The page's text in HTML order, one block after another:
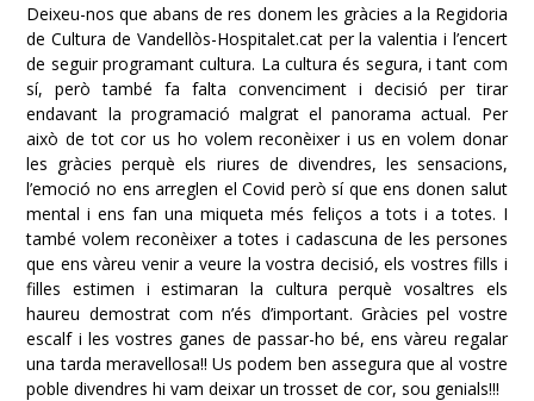
Deixeu-nos que abans de res donem les gràcies a la Regidoria
de Cultura de Vandellòs-Hospitalet.cat per la valentia i l’encert
de seguir programant cultura. La cultura és segura, i tant com
sí, però també fa falta convenciment i decisió per tirar
endavant la programació malgrat el panorama actual. Per
això de tot cor us ho volem reconèixer i us en volem donar
les gràcies perquè els riures de divendres, les sensacions,
l’emoció no ens arreglen el Covid però sí que ens donen salut
mental i ens fan una miqueta més feliços a tots i a totes. I
també volem reconèixer a totes i cadascuna de les persones
que ens vàreu venir a veure la vostra decisió, els vostres fills i
filles estimen i estimaran la cultura perquè vosaltres els
haureu demostrat com n’és d’important. Gràcies pel vostre
escalf i les vostres ganes de passar-ho bé, ens vàreu regalar
una tarda meravellosa!! Us podem ben assegura que al vostre
poble divendres hi vam deixar un trosset de cor, sou genials!!!